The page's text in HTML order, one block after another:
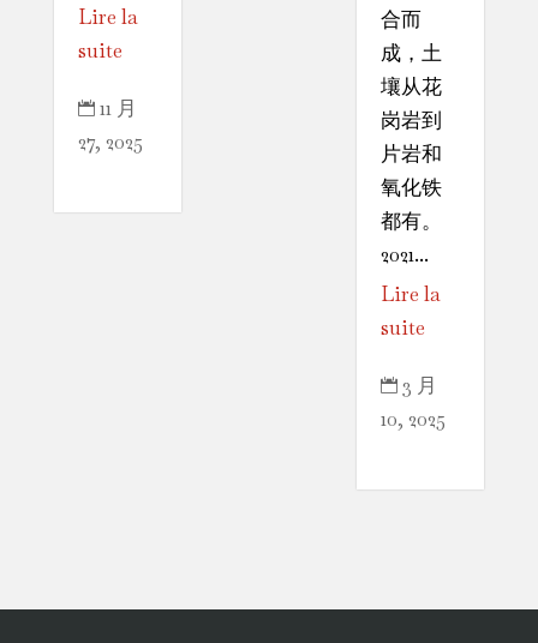
Lire la
suite
 11 月
27, 2025
合而
成，土
壤从花
岗岩到
片岩和
氧化铁
都有。
2021...
Lire la
suite
 3 月
10, 2025